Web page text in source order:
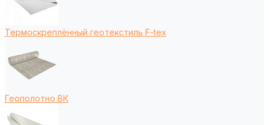
Термоскреплённый геотекстиль F-tex
Геополотно ВК